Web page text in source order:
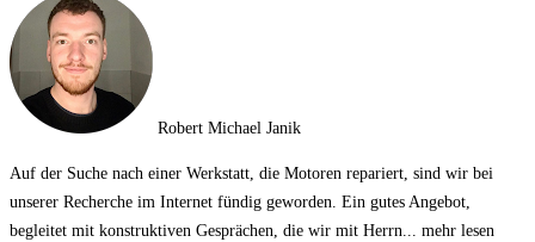
Robert Michael Janik
Auf der Suche nach einer Werkstatt, die Motoren repariert, sind wir bei
unserer Recherche im Internet fündig geworden. Ein gutes Angebot,
begleitet mit konstruktiven Gesprächen, die wir mit Herrn... mehr lesen